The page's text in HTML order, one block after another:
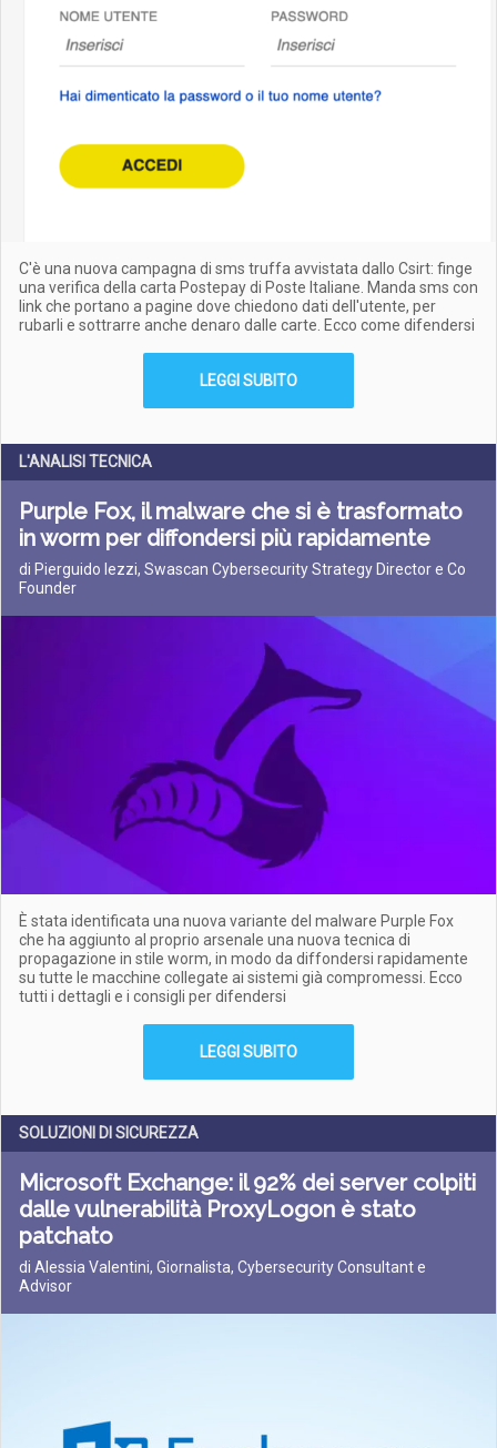
C'è una nuova campagna di sms truffa avvistata dallo Csirt: finge
una verifica della carta Postepay di Poste Italiane. Manda sms con
link che portano a pagine dove chiedono dati dell'utente, per
rubarli e sottrarre anche denaro dalle carte. Ecco come difendersi
LEGGI SUBITO
L'ANALISI TECNICA
Purple Fox, il malware che si è trasformato
in worm per diffondersi più rapidamente
di Pierguido Iezzi, Swascan Cybersecurity Strategy Director e Co
Founder
È stata identificata una nuova variante del malware Purple Fox
che ha aggiunto al proprio arsenale una nuova tecnica di
propagazione in stile worm, in modo da diffondersi rapidamente
su tutte le macchine collegate ai sistemi già compromessi. Ecco
tutti i dettagli e i consigli per difendersi
LEGGI SUBITO
SOLUZIONI DI SICUREZZA
Microsoft Exchange: il 92% dei server colpiti
dalle vulnerabilità ProxyLogon è stato
patchato
di Alessia Valentini, Giornalista, Cybersecurity Consultant e
Advisor